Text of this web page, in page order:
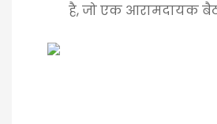
है, जो एक आरामदायक